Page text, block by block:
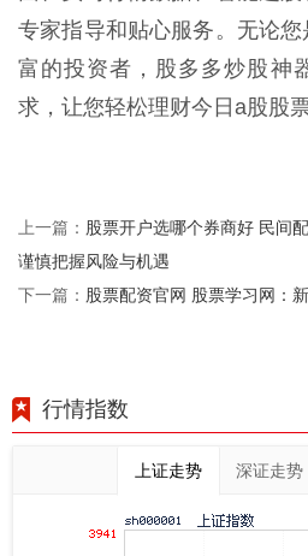
专家指导和贴心服务。无论
富的投资者，股多多炒股神
求，让您轻松理财今日a股股
上一篇： 股票开户选哪个券商好 民间
谨慎把握风险与机遇
下一篇： 股票配资官网 股票学习网：
行情指数
上证走势 深证走势